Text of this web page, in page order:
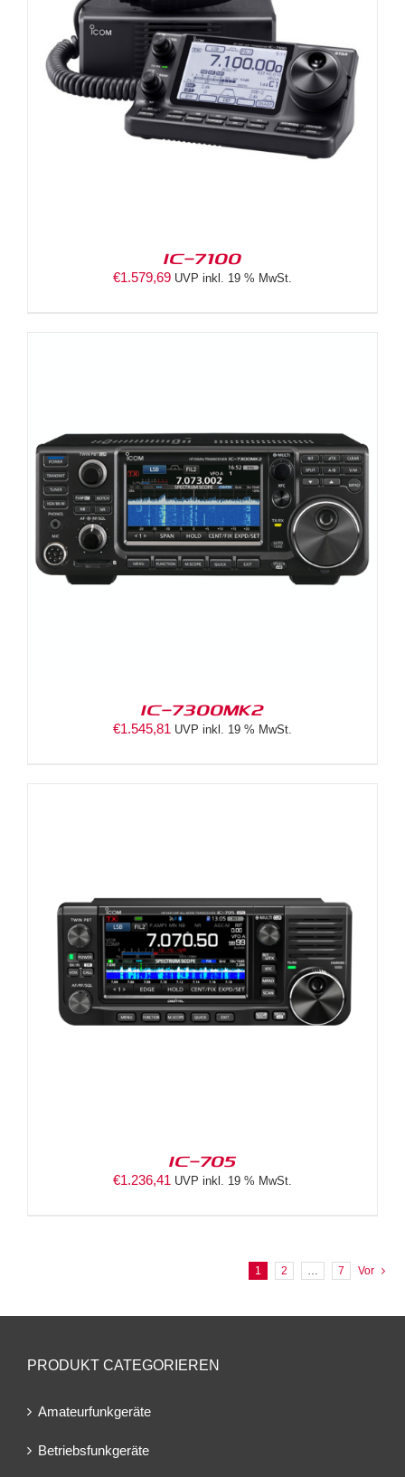
IC-7100
€1.579,69 UVP inkl. 19 % MwSt.
IC-7300MK2
€1.545,81 UVP inkl. 19 % MwSt.
IC-705
€1.236,41 UVP inkl. 19 % MwSt.
1 2 … 7 Vor
PRODUKT CATEGORIEREN
Amateurfunkgeräte
Betriebsfunkgeräte